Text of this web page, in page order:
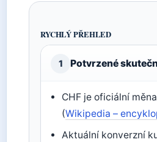
RYCHLÝ PŘEHLED
1 Potvrzené
CHF je oficiální
(Wikipedia –
Aktuální konverzní